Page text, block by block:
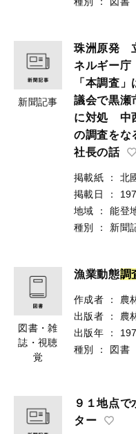
新聞記事
珠洲原発
ネルギー
「本調査
議会で黒
に対処 中
の調査を
社長の話
掲載紙 ：
北
掲載日
：
地域
：
能登
種別
： 新聞
図書・雑
誌・視聴
覚
漁業動態調
作成者 ： 農
出版者
：
農
出版年
：
種別
： 図書
９１地点で
ター